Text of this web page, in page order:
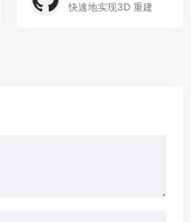
快速地实现3D 重建